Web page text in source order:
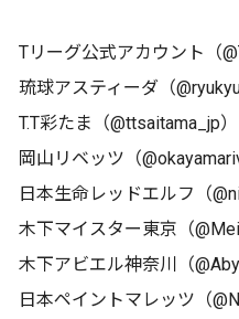
Tリーグ公式アカウント（
琉球アスティーダ（
T.T彩たま（@ttsaitama_jp
岡山リベッツ（
日本生命レッドエルフ（
木下マイスター東京（
木下アビエル神奈川（
日本ペイントマレッツ（